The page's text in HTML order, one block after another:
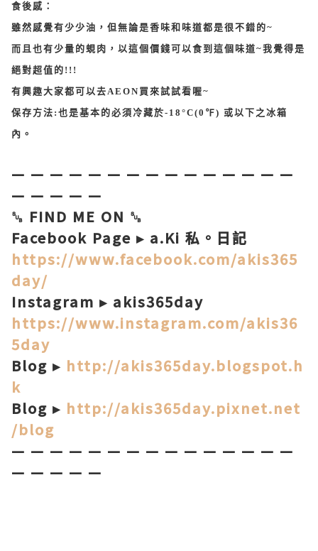
食後感：
雖然感覺有少少油，但無論是香味和味道都是很不錯的~
而且也有少量的蜆肉，以這個價錢可以食到這個味道~我覺得是
絕對超值的!!!
有興趣大家都可以去AEON買來試試看喔~
保存方法:也是基本的必須冷藏於-18°C(0℉) 或以下之冰箱
內。
— — — — — — — — — — — — — — —
— — — — —
␚ FIND ME ON ␚
Facebook Page ▸ a.Ki 私。日記
https://www.facebook.com/akis365
day/
Instagram ▸ akis365day
https://www.instagram.com/akis36
5day
Blog ▸ http://akis365day.blogspot.h
k
Blog ▸ http://akis365day.pixnet.net
/blog
— — — — — — — — — — — — — — —
— — — — —